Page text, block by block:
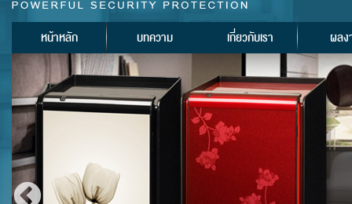
หน้าหลัก บทความ เกี่ยวกับเรา ผลง